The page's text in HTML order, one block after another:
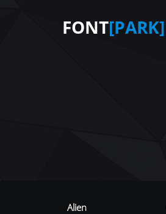
FONT[PARK]
Alien